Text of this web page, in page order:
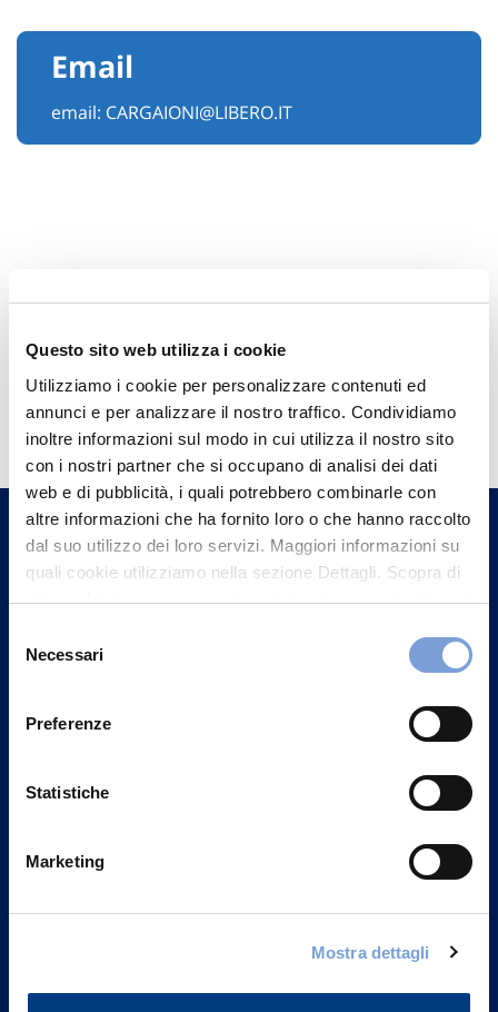
Questo sito web utilizza i cookie
Utilizziamo i cookie per personalizzare contenuti ed
annunci e per analizzare il nostro traffico. Condividiamo
inoltre informazioni sul modo in cui utilizza il nostro sito
con i nostri partner che si occupano di analisi dei dati
web e di pubblicità, i quali potrebbero combinarle con
altre informazioni che ha fornito loro o che hanno raccolto
dal suo utilizzo dei loro servizi. Maggiori informazioni su
quali cookie utilizziamo nella sezione Dettagli. Scopra di
più su chi siamo, come può contattarci e come trattiamo i
può trovare nel footer del sito nella sezione "Informativa
delNecessari
Preferenze
Statistiche
Marketing
Mostra dettagli
Email
email: CARGAIONI@LIBERO.IT
Hai bisogno di
informazioni?
Trova l'Agenzia più vicina a te e parla con
un nostro Agente.
Contattaci
Vittoria Assicurazioni S.p.A.
Part. IVA 01329510158